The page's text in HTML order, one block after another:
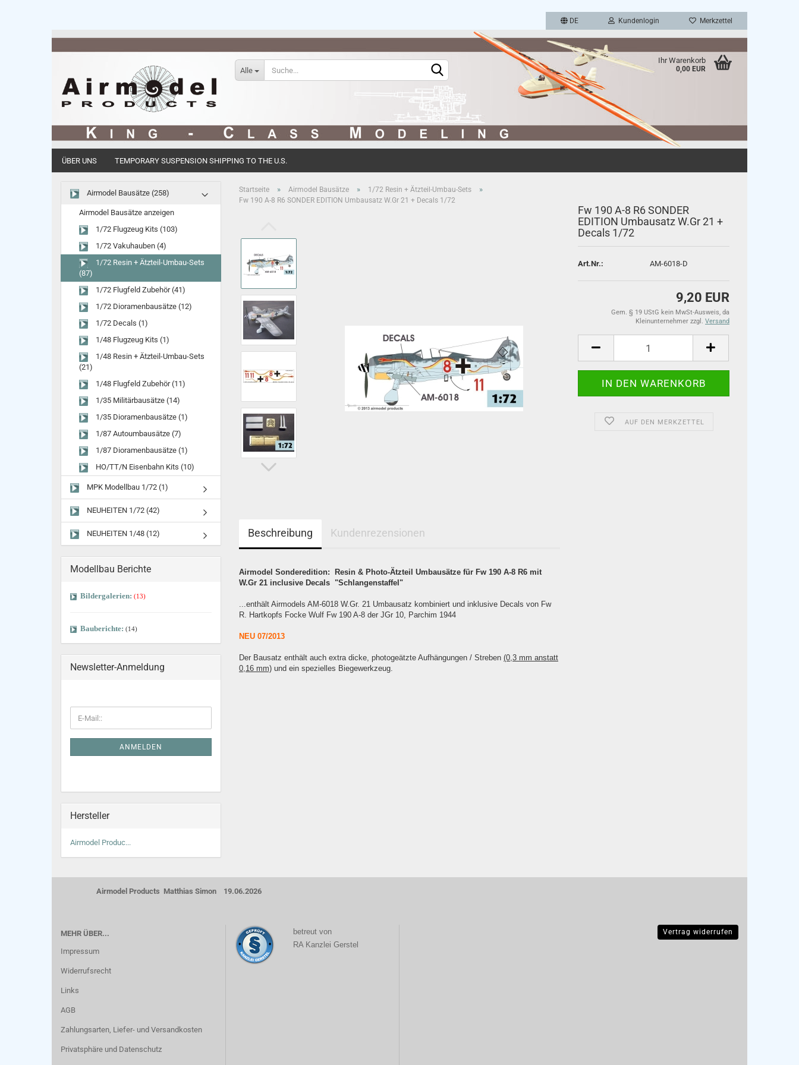
DE
Sprache auswählen
Währung auswählen
Kundenlogin Merkzettel
Alle
Ihr Warenkorb
0,00 EUR
ÜBER UNS TEMPORARY SUSPENSION SHIPPING TO THE U.S.
Startseite » Airmodel Bausätze » 1/72 Resin + Ätzteil-Umbau-Sets »
Fw 190 A-8 R6 SONDER EDITION Umbausatz W.Gr 21 + Decals 1/72
Fw 190 A-8 R6 SONDER
EDITION Umbausatz W.Gr 21 +
Decals 1/72
Art.Nr.: AM-6018-D
9,20 EUR
Gem. § 19 UStG kein MwSt-Ausweis, da
Kleinunternehmer zzgl. Versand
AUF DEN MERKZETTEL
Beschreibung Kundenrezensionen
Airmodel Sonderedition:
Resin & Photo-Ätzteil Umbausätze für Fw 190 A-8 R6 mit
W.Gr 21 inclusive Decals "Schlangenstaffel"
...enthält Airmodels AM-6018 W.Gr. 21 Umbausatz kombiniert und inklusive Decals von Fw
R. Hartkopfs Focke Wulf Fw 190 A-8 der JGr 10, Parchim 1944
NEU 07/2013
Der Bausatz enthält auch extra dicke, photogeätzte Aufhängungen / Streben (0,3 mm anstatt
0,16 mm) und ein spezielles Biegewerkzeug.
Airmodel Bausätze (258)
Airmodel Bausätze anzeigen
1/72 Flugzeug Kits (103)
1/72 Vakuhauben (4)
1/72 Resin + Ätzteil-Umbau-Sets
(87)
1/72 Flugfeld Zubehör (41)
1/72 Dioramenbausätze (12)
1/72 Decals (1)
1/48 Flugzeug Kits (1)
1/48 Resin + Ätzteil-Umbau-Sets
(21)
1/48 Flugfeld Zubehör (11)
1/35 Militärbausätze (14)
1/35 Dioramenbausätze (1)
1/87 Autoumbausätze (7)
1/87 Dioramenbausätze (1)
HO/TT/N Eisenbahn Kits (10)
MPK Modellbau 1/72 (1)
NEUHEITEN 1/72 (42)
NEUHEITEN 1/48 (12)
Modellbau Berichte
Bildergalerien: (13)
Bauberichte: (14)
Newsletter-Anmeldung
ANMELDEN
Hersteller
Airmodel Produc...
Airmodel Products Matthias Simon 19.06.2026
MEHR ÜBER...
Impressum
Widerrufsrecht
Links
AGB
Zahlungsarten, Liefer- und Versandkosten
Privatsphäre und Datenschutz
betreut von
RA Kanzlei Gerstel
Vertrag widerrufen